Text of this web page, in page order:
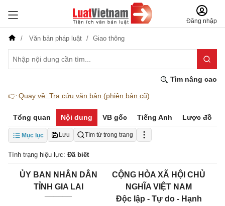
Đăng nhập
Văn bản pháp luật Giao thông
Tìm nâng cao
👉 Quay về: Tra cứu văn bản (phiên bản cũ)
Tổng quan Nội dung VB gốc Tiếng Anh Lược đồ
Mục lục Lưu Tìm từ trong trang
Tình trạng hiệu lực: Đã biết
ỦY BAN NHÂN DÂN
TỈNH GIA LAI
CỘNG HÒA XÃ HỘI CHỦ
NGHĨA VIỆT NAM
Độc lập - Tự do - Hạnh